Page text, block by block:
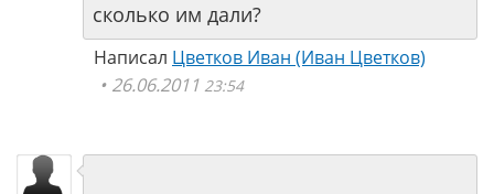
сколько им дали?
Написал Цветков Иван (Иван Цветков)
26.06.2011 23:54